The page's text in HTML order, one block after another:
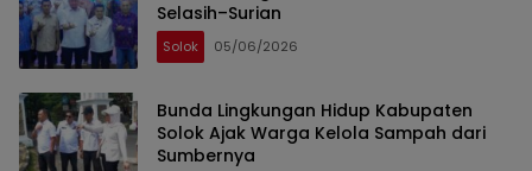
Selasih–Surian
Solok 05/06/2026
Bunda Lingkungan Hidup Kabupaten
Solok Ajak Warga Kelola Sampah dari
Sumbernya